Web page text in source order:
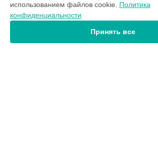
Тепловизор
Тепловизионный прицел
использованием файлов cookie. Политика
конфиденциальности
Принять все